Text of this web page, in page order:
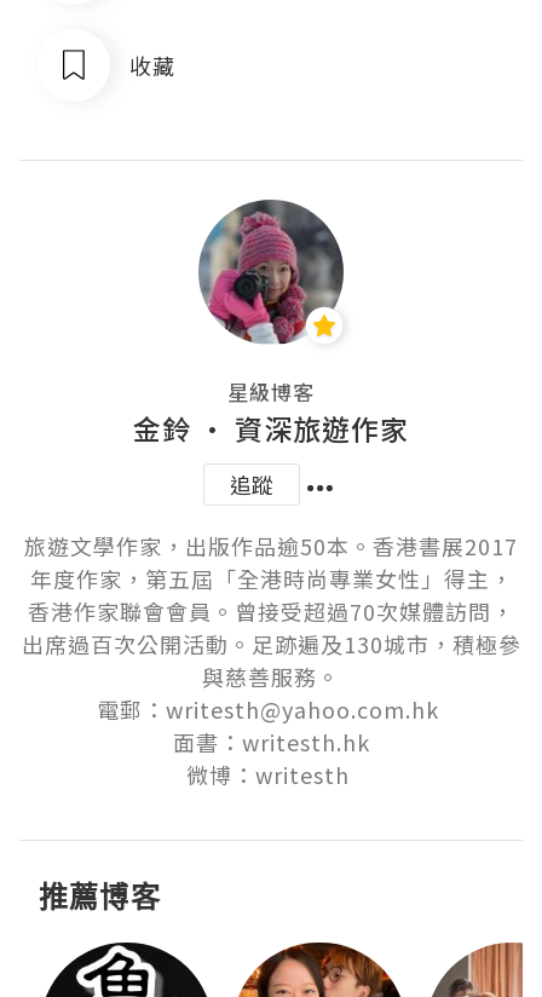
收藏
星級博客
金鈴 · 資深旅遊作家
追蹤
旅遊文學作家，出版作品逾50本。香港書展2017
年度作家，第五屆「全港時尚專業女性」得主，
香港作家聯會會員。曾接受超過70次媒體訪問，
出席過百次公開活動。足跡遍及130城市，積極參
與慈善服務。
電郵：writesth@yahoo.com.hk
面書：writesth.hk
微博：writesth
推薦博客